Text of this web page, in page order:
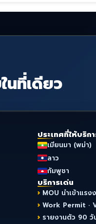
นที่เดียว
ประเทศที่ให้บริก
เมียนมา (พม่า)
ลาว
กัมพูชา
บริการเด่น
MOU นำเข้าแรง
Work Permit ·
รายงานตัว 90 วั